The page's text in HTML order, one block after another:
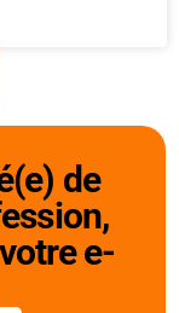
de
e-